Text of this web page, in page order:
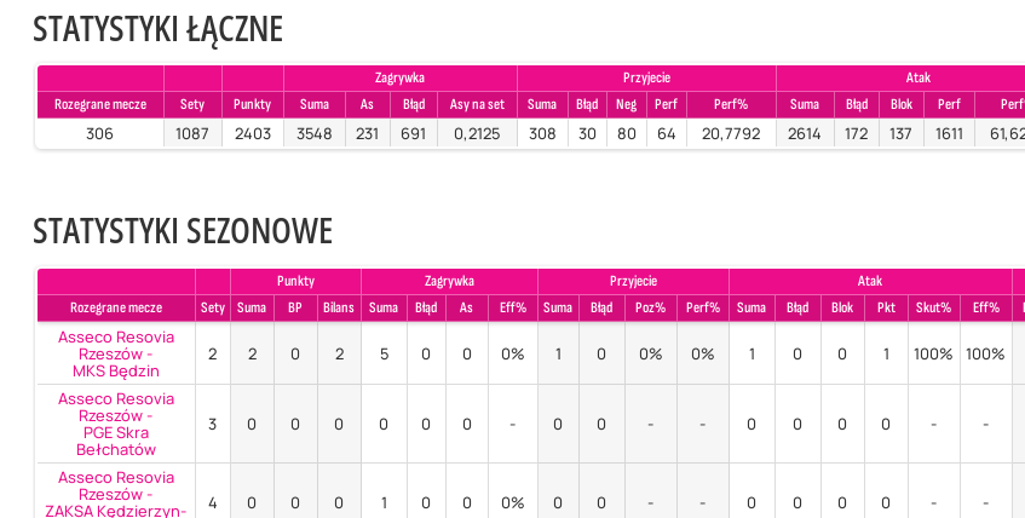
STATYSTYKI ŁĄCZNE
Zagrywka Przyjecie Atak
Rozegrane mecze
Sety Punkty Suma As Błąd Asy na set Suma Błąd Neg Perf Perf% Suma Błąd Blok Perf
306 1087 2403 3548 231 691 0,2125 308 30 80 64 20,7792 2614 172 137 1611
STATYSTYKI SEZONOWE
Punkty Zagrywka Przyjecie Atak
Rozegrane mecze
Sety Suma BP Bilans Suma Błąd As Eff% Suma Błąd Poz% Perf% Suma Błąd Blok Pkt Skut% Eff%
Asseco Resovia
Rzeszów -
MKS Będzin
2 2 0 2 5 0 0 0% 1 0 0% 0% 1 0 0 1 100% 100%
Asseco Resovia
Rzeszów -
PGE Skra
Bełchatów
3 0 0 0 0 0 0 - 0 0 - - 0 0 0 0 - -
Asseco Resovia
Rzeszów -
ZAKSA Kędzierzyn- 4 0 0 0 1 0 0 0% 0 0 - - 0 0 0 0 - -